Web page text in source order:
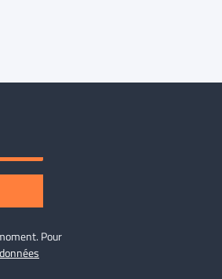
Pour